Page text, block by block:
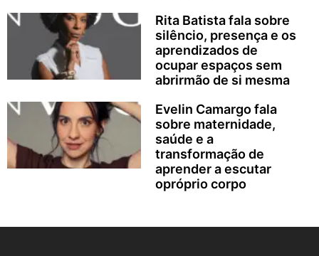
Rita Batista fala sobre
silêncio, presença e os
aprendizados de
ocupar espaços sem
abrirmão de si mesma
Evelin Camargo fala
sobre maternidade,
saúde e a
transformação de
aprender a escutar
opróprio corpo